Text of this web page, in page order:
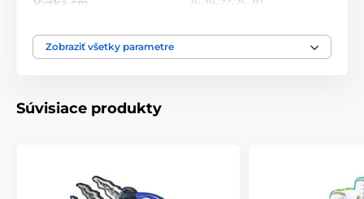
Výška cm 16-19-22-25-30
Motív
Zobraziť všetky parametre
Súvisiace produkty